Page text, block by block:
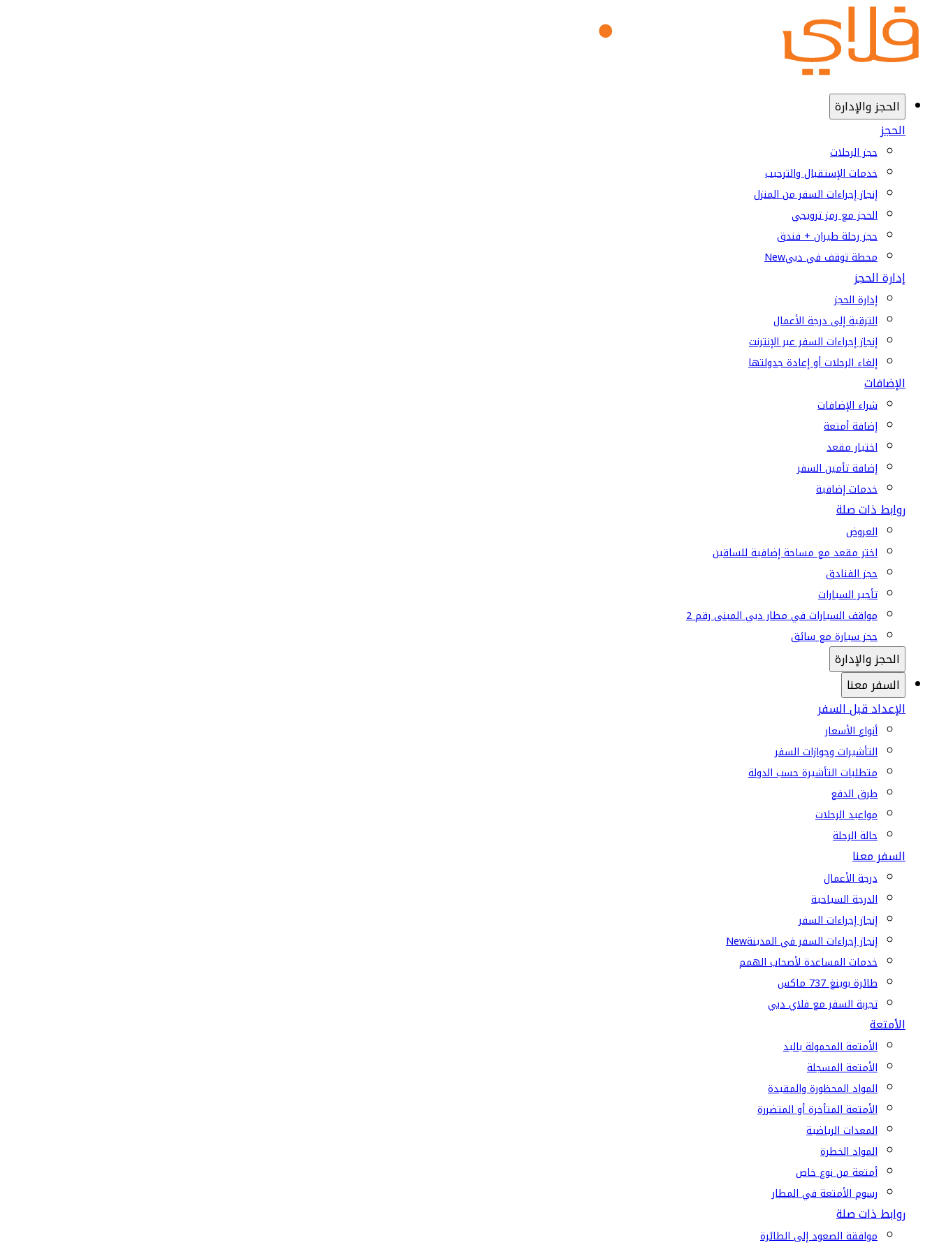
الحجز والإدارة
الحجز
حجز الرحلات
خدمات الإستقبال والترحيب
إنجاز إجراءات السفر من المنزل
الحجز مع رمز ترويجي
حجز رحلة طيران + فندق
محطة توقف في دبيNew
إدارة الحجز
إدارة الحجز
الترقية إلى درجة الأعمال
إنجاز إجراءات السفر عبر الإنترنت
إلغاء الرحلات أو إعادة جدولتها
الإضافات
شراء الإضافات
إضافة أمتعة
اختيار مقعد
إضافة تأمين السفر
خدمات إضافية
روابط ذات صلة
العروض
اختر مقعد مع مساحة إضافية للساقين
حجز الفنادق
تأجير السيارات
مواقف السيارات في مطار دبي المبنى رقم 2
حجز سيارة مع سائق
الحجز والإدارة
السفر معنا
الإعداد قبل السفر
أنواع الأسعار
التأشيرات وجوازات السفر
متطلبات التأشيرة حسب الدولة
طرق الدفع
مواعيد الرحلات
حالة الرحلة
السفر معنا
درجة الأعمال
الدرجة السياحية
إنجاز إجراءات السفر
إنجاز إجراءات السفر في المدينةNew
خدمات المساعدة لأصحاب الهمم
طائرة بوينغ 737 ماكس
تجربة السفر مع فلاي دبي
الأمتعة
الأمتعة المحمولة باليد
الأمتعة المسجلة
المواد المحظورة والمقيدة
الأمتعة المتأخرة أو المتضررة
المعدات الرياضية
المواد الخطرة
أمتعة من نوع خاص
رسوم الأمتعة في المطار
روابط ذات صلة
موافقة الصعود إلى الطائرة